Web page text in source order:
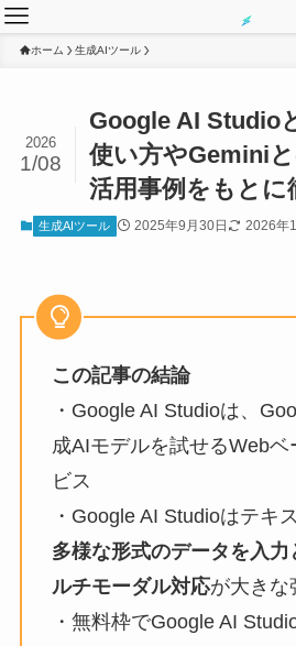
ホーム 生成AIツール
Google AI Studio
使い方やGemini
活用事例をもとに
2026
1/08
生成AIツール 2025年9月30日 2026年
この記事の結論
・Google AI Studioは、
成AIモデルを試せるWeb
ビス
・Google AI Studioはテキ
多様な形式のデータを入力
ルチモーダル対応が大きな
・無料枠でGoogle AI